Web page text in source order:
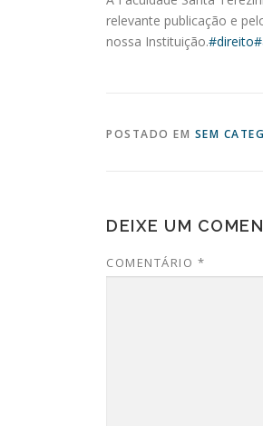
relevante publicação e
nossa Instituição.#direito
POSTADO EM SEM
DEIXE UM
COMENTÁRIO *